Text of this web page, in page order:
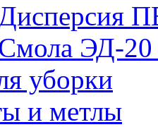
ЭД-20
уборки
и метлы